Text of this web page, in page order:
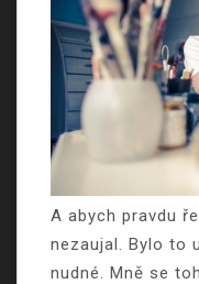
A abych pravdu
nezaujal. Bylo to
nudné. Mně se